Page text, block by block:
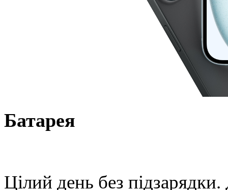
Батарея
Цілий день без підзарядки.